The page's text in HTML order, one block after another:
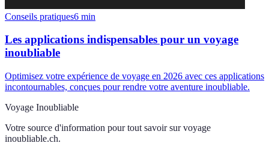
Conseils pratiques6 min
Les applications indispensables pour un voyage
inoubliable
Optimisez votre expérience de voyage en 2026 avec ces applications
incontournables, conçues pour rendre votre aventure inoubliable.
Voyage Inoubliable
Votre source d'information pour tout savoir sur voyage
inoubliable.ch.